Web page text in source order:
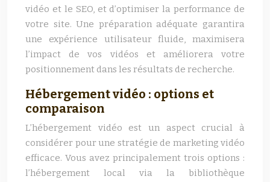
vidéo et le SEO, et d’optimiser la performance de
votre site. Une préparation adéquate garantira
une expérience utilisateur fluide, maximisera
l’impact de vos vidéos et améliorera votre
positionnement dans les résultats de recherche.
Hébergement vidéo : options et
comparaison
L’hébergement vidéo est un aspect crucial à
considérer pour une stratégie de marketing vidéo
efficace. Vous avez principalement trois options :
l’hébergement local via la bibliothèque